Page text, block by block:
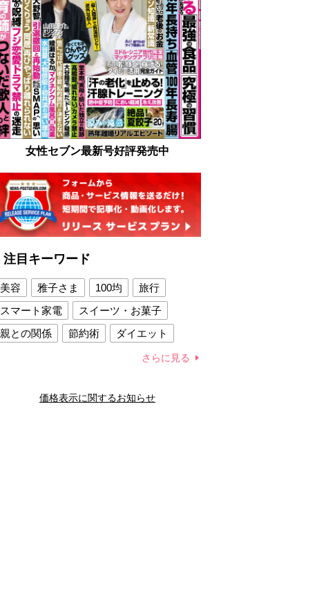
女性セブン最新号好評発売中
注目キーワード
美容 雅子さま 100均
旅行
スマート家電
スイーツ・お菓子
親との関係
節約術
ダイエット
夫との関係
新津春子 どか食い
さらに見る
価格表示に関するお知らせ